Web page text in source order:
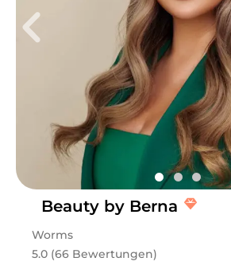
Beauty by Berna
Worms
5.0 (66 Bewertungen)